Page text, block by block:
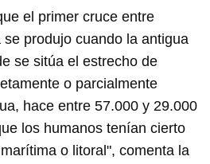
el primer cruce entre
se produjo cuando la antigua
se sitúa el estrecho de
o parcialmente
hace entre 57.000 y 29.000
los humanos tenían cierto
o litoral", comenta la